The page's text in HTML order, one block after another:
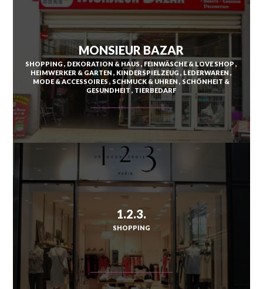
SAINT-ESPRIT
SAINT-JOSEPH
SAINT-PIERRE
SCHŒLCHER
LA TRINITÉ
MONSIEUR BAZAR
SHOPPING DEKORATION & HAUS
FEINWÄSCHE & LOVE SHOP
HEIMWERKER & GARTEN
KINDERSPIELZEUG
LEDERWAREN
MODE & ACCESSOIRES
SCHMUCK & UHREN
SCHÖNHEIT &
GESUNDHEIT
TIERBEDARF
1.2.3.
SHOPPING